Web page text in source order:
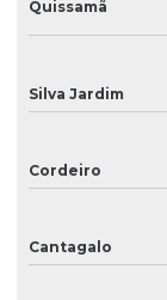
Plotter de recorte
Produção de
Reparo de
Sinalização
Quissamã
Silva Jardim
Cordeiro
Cantagalo